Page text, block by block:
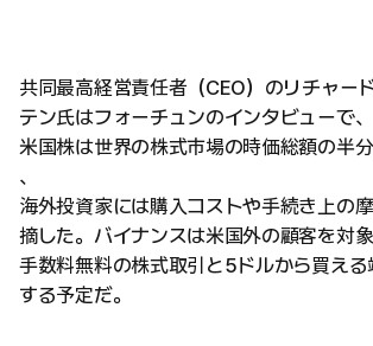
共同最高経営責任者（CEO）のリチャー
テン氏はフォーチュンのインタビューで、
米国株は世界の株式市場の時価総額の半
、
海外投資家には購入コストや手続き上の
摘した。バイナンスは米国外の顧客を対象
手数料無料の株式取引と5ドルから買え
する予定だ。